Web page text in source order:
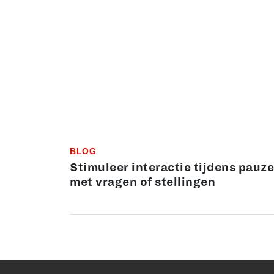
BLOG
Stimuleer interactie tijdens
met vragen of stellingen